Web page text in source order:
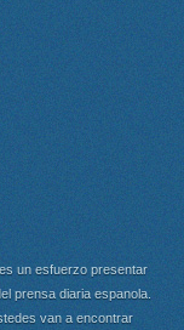
un esfuerzo presentar
prensa diaria espanola.
van a encontrar